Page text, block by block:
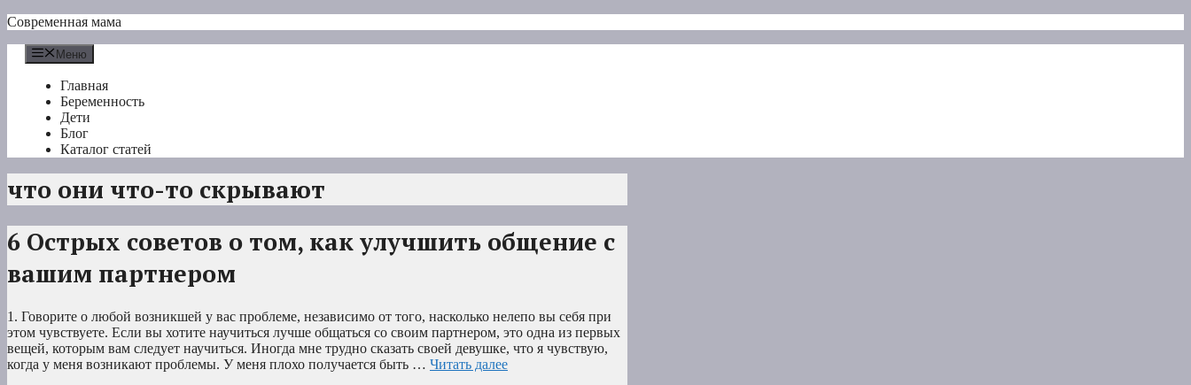
Перейти
содержимому
Современная мама
Меню
Главная
Беременность
Дети
Блог
Каталог статей
что они что-то скрывают
6 Острых советов о том, как улучшить общение с
вашим партнером
1. Говорите о любой возникшей у вас проблеме, независимо от того, насколько нелепо вы себя при
этом чувствуете. Если вы хотите научиться лучше общаться со своим партнером, это одна из первых
вещей, которым вам следует научиться. Иногда мне трудно сказать своей девушке, что я чувствую,
когда у меня возникают проблемы. У меня плохо получается быть … Читать далее